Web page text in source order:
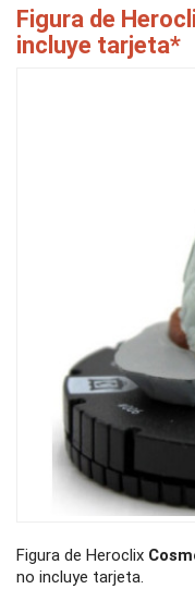
Figura de
incluye tarjeta*
Figura de Heroclix
no incluye tarjeta.